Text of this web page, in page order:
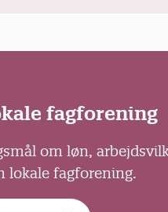
fagforening
om løn,
lokale fagforening.